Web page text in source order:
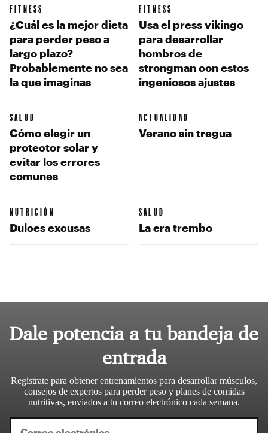
FITNESS
¿Cuál es la mejor dieta
para perder peso a
largo plazo?
Probablemente no sea
la que imaginas
FITNESS
Usa el press vikingo
para desarrollar
hombros de
strongman con estos
ingeniosos ajustes
SALUD
Cómo elegir un
protector solar y
evitar los errores
comunes
ACTUALIDAD
Verano sin tregua
NUTRICIÓN
Dulces excusas
SALUD
La era trembo
Dale potencia a tu bandeja de
entrada
Regístrate para obtener entrenamientos para desarrollar músculos,
consejos de expertos para perder peso y planes de comidas
nutritivas, enviados a tu correo electrónico cada semana.